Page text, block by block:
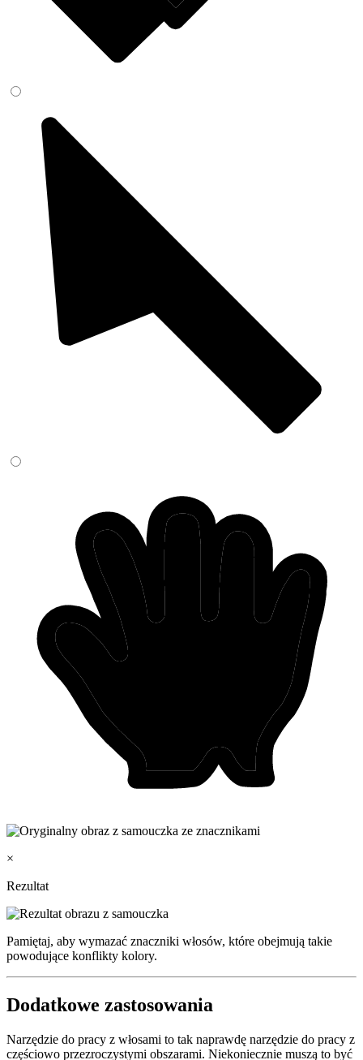
×
Rezultat
Pamiętaj, aby wymazać znaczniki włosów, które obejmują takie
powodujące konflikty kolory.
Dodatkowe zastosowania
Narzędzie do pracy z włosami to tak naprawdę narzędzie do pracy z
częściowo przezroczystymi obszarami. Niekoniecznie muszą to być